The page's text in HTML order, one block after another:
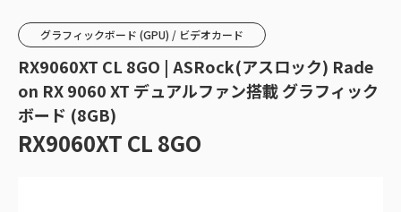
グラフィックボード (GPU) / ビデオカード
RX9060XT CL 8GO | ASRock(アスロック) Rade
on RX 9060 XT デュアルファン搭載 グラフィック
ボード (8GB)
RX9060XT CL 8GO